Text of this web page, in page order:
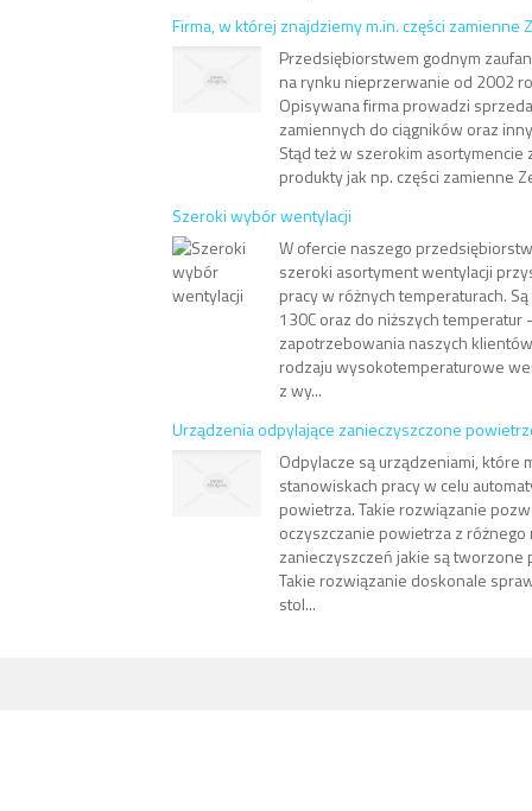
Firma, w której znajdziemy m.in. części zamienne
Przedsiębiorstwem godnym
na rynku nieprzerwanie od 2002
Opisywana firma prowadzi
zamiennych do ciągników oraz
Stąd też w szerokim asortymencie
produkty jak np. części zamienne
Szeroki wybór wentylacji
W ofercie naszego
szeroki asortyment wentylacji
pracy w różnych temperaturach.
130C oraz do niższych temperatur
zapotrzebowania naszych
rodzaju wysokotemperaturowe
z wy...
Urządzenia odpylające zanieczyszczone
Odpylacze są urządzeniami, które
stanowiskach pracy w celu
powietrza. Takie rozwiązanie
oczyszczanie powietrza z różnego
zanieczyszczeń jakie są tworzone
Takie rozwiązanie doskonale
stol...